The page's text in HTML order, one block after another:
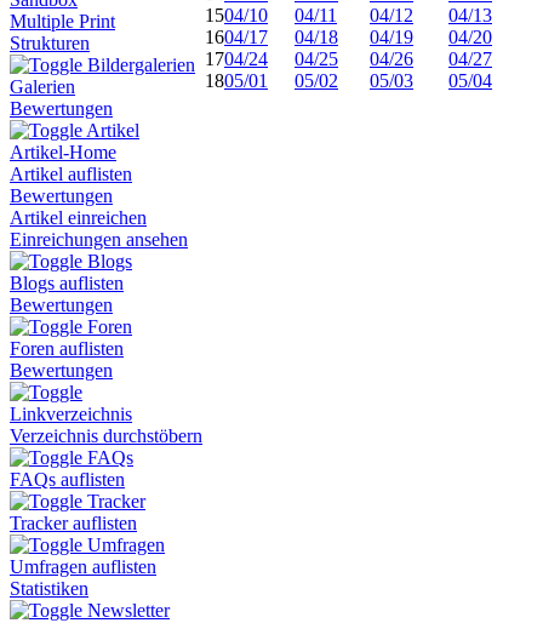
Multiple Print
Strukturen
Bildergalerien
Galerien
Bewertungen
Artikel
Artikel-Home
Artikel auflisten
Bewertungen
Artikel einreichen
Einreichungen ansehen
Blogs
Blogs auflisten
Bewertungen
Foren
Foren auflisten
Bewertungen
Linkverzeichnis
Verzeichnis durchstöbern
FAQs
FAQs auflisten
Tracker
Tracker auflisten
Umfragen
Umfragen auflisten
Statistiken
Newsletter
1504/10 04/11 04/12
04/13
1604/17 04/18 04/19
04/20
1704/24 04/25 04/26
04/27
1805/01 05/02 05/03 05/04